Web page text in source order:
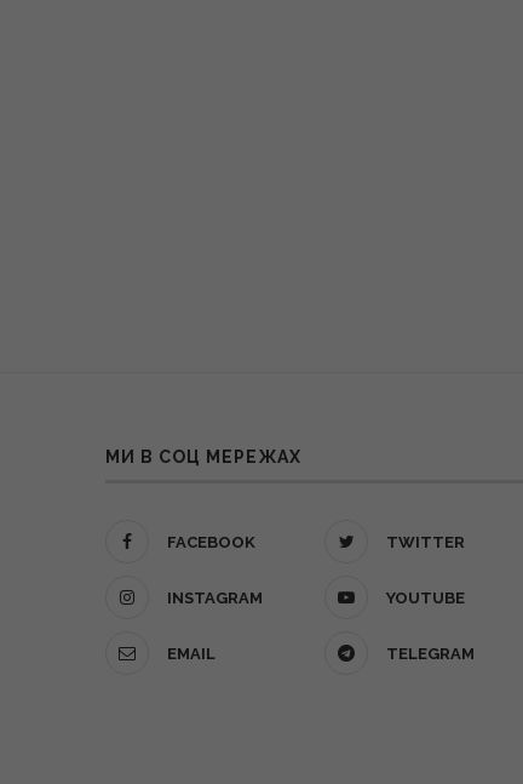
МИ В СОЦ МЕРЕЖАХ
FACEBOOK TWITTER
INSTAGRAM YOUTUBE
EMAIL TELEGRAM